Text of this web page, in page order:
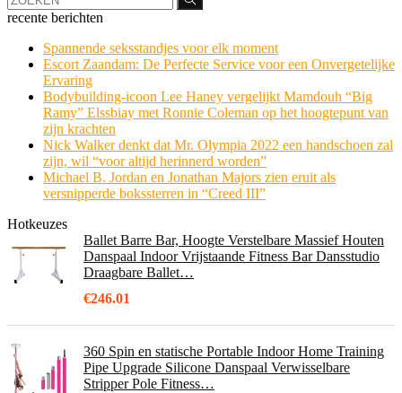
recente berichten
Spannende seksstandjes voor elk moment
Escort Zaandam: De Perfecte Service voor een Onvergetelijke
Ervaring
Bodybuilding-icoon Lee Haney vergelijkt Mamdouh “Big
Ramy” Elssbiay met Ronnie Coleman op het hoogtepunt van
zijn krachten
Nick Walker denkt dat Mr. Olympia 2022 een handschoen zal
zijn, wil “voor altijd herinnerd worden”
Michael B. Jordan en Jonathan Majors zien eruit als
versnipperde bokssterren in “Creed III”
Hotkeuzes
Ballet Barre Bar, Hoogte Verstelbare Massief Houten
Danspaal Indoor Vrijstaande Fitness Bar Dansstudio
Draagbare Ballet…
€246.01
360 Spin en statische Portable Indoor Home Training
Pipe Upgrade Silicone Danspaal Verwisselbare
Stripper Pole Fitness…